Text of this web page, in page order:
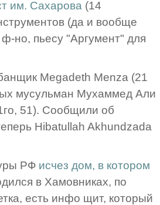
им. Сахарова (14
(да и вообще
но, пьесу "Аргумент" для
Megadeth Menza (21
мусульман Мухаммед Али
51). Сообщили об
Hibatullah Akhundzada
РФ исчез дом, в котором
в Хамовниках, по
есть инфо щит, который